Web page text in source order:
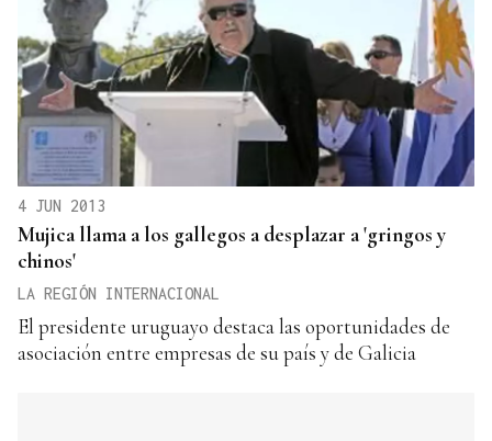
4 JUN 2013
Mujica llama a los gallegos a desplazar a 'gringos y
chinos'
LA REGIÓN INTERNACIONAL
El presidente uruguayo destaca las oportunidades de
asociación entre empresas de su país y de Galicia